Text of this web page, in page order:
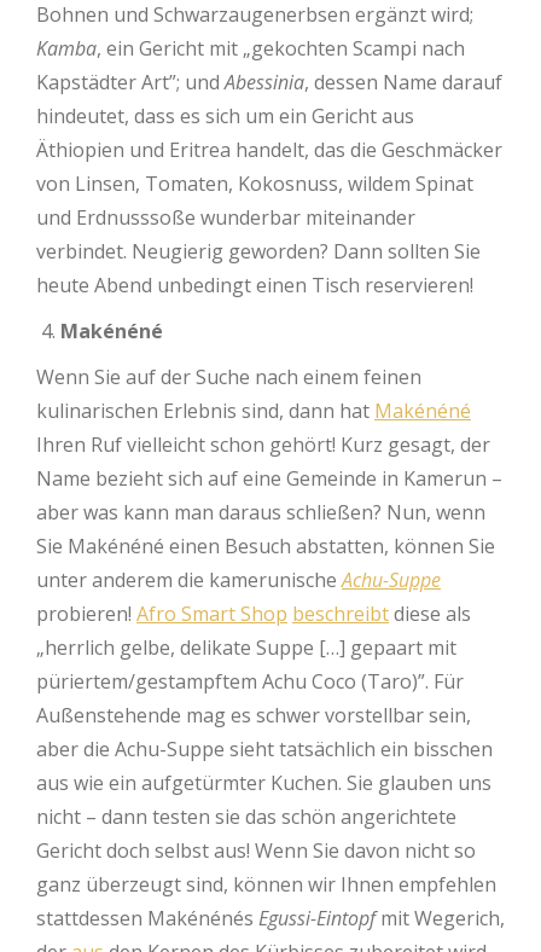
Bohnen und Schwarzaugenerbsen ergänzt wird;
Kamba, ein Gericht mit „gekochten Scampi nach
Kapstädter Art”; undAbessinia, dessen Name darauf
hindeutet, dass es sich um ein Gericht aus
Äthiopien und Eritrea handelt, das die Geschmäcker
von Linsen, Tomaten, Kokosnuss, wildem Spinat
und Erdnusssoße wunderbar miteinander
verbindet. Neugierig geworden? Dann sollten Sie
heute Abend unbedingt einen Tisch reservieren!
Makénéné
Wenn Sie auf der Suche nach einem feinen
kulinarischen Erlebnis sind, dann hat Makénéné
Ihren Ruf vielleicht schon gehört! Kurz gesagt, der
Name bezieht sich auf eine Gemeinde in Kamerun –
aber was kann man daraus schließen? Nun, wenn
Sie Makénéné einen Besuch abstatten, können Sie
unter anderem die kamerunischeAchu-Suppe
probieren! Afro Smart Shop beschreibtdiese als
„herrlich gelbe, delikate Suppe […] gepaart mit
püriertem/gestampftem Achu Coco (Taro)”. Für
Außenstehende mag es schwer vorstellbar sein,
aber die Achu-Suppe sieht tatsächlich ein bisschen
aus wie ein aufgetürmter Kuchen. Sie glauben uns
nicht – dann testen sie das schön angerichtete
Gericht doch selbst aus! Wenn Sie davon nicht so
ganz überzeugt sind, können wir Ihnen empfehlen
stattdessen Makénénés Egussi-Eintopfmit Wegerich,